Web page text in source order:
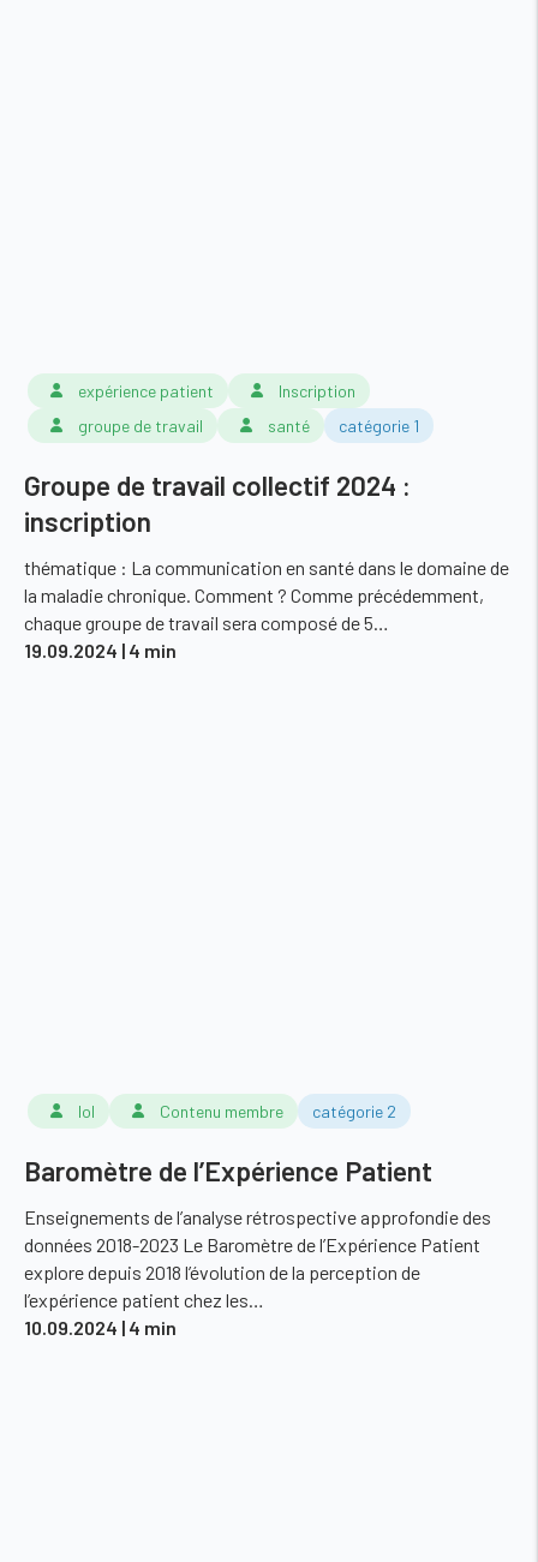
expérience patient
Inscription
groupe de travail
santé catégorie 1
Groupe de travail collectif 2024 :
inscription
thématique : La communication en santé dans le domaine de
la maladie chronique. Comment ? Comme précédemment,
chaque groupe de travail sera composé de 5…
19.09.2024 | 4 min
lol Contenu membre catégorie 2
Baromètre de l’Expérience Patient
Enseignements de l’analyse rétrospective approfondie des
données 2018-2023 Le Baromètre de l’Expérience Patient
explore depuis 2018 l’évolution de la perception de
l’expérience patient chez les…
10.09.2024 | 4 min